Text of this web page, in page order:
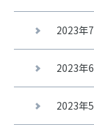
2023年
2023年
2023年